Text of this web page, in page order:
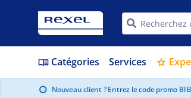
menu_book Catégories Services star
info Nouveau client ? Entrez le code promo